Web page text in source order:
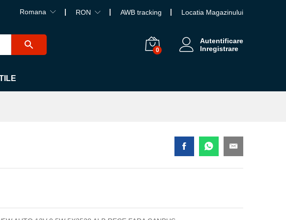
Romana RON AWB tracking Locatia Magazinului
0
Autentificare
Inregistrare